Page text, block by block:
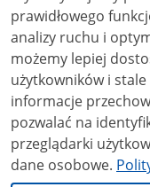
NC-
prawidłowego
analizy ruchu i
możemy lepiej
użytkowników i stale
informacje
pozwalać na
przeglądarki
dane osobowe.